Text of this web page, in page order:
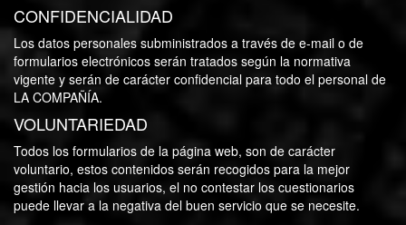
CONFIDENCIALIDAD
Los datos personales subministrados a través de e-mail o de
formularios electrónicos serán tratados según la normativa
vigente y serán de carácter confidencial para todo el personal de
LA COMPAÑÍA.
VOLUNTARIEDAD
Todos los formularios de la página web, son de carácter
voluntario, estos contenidos serán recogidos para la mejor
gestión hacia los usuarios, el no contestar los cuestionarios
puede llevar a la negativa del buen servicio que se necesite.